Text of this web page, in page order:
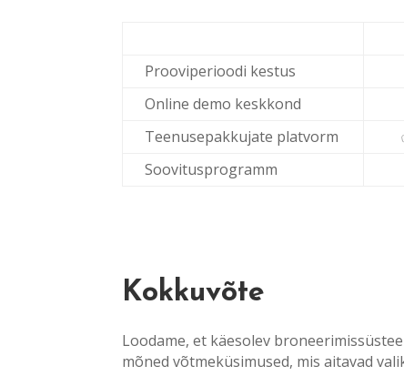
Prooviperioodi kestus
Online demo keskkond
Teenusepakkujate platvorm
Soovitusprogramm
Kokkuvõte
Loodame, et käesolev
mõned võtmeküsimused, mis aitavad